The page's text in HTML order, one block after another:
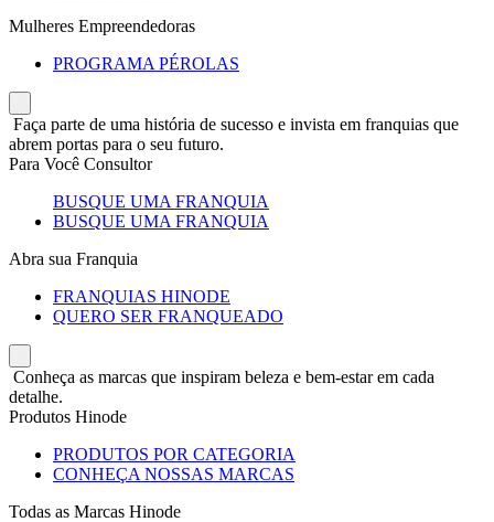
Mulheres Empreendedoras
PROGRAMA PÉROLAS
Faça parte de uma história de sucesso e invista em franquias que
abrem portas para o seu futuro.
Para Você Consultor
BUSQUE UMA FRANQUIA
BUSQUE UMA FRANQUIA
Abra sua Franquia
FRANQUIAS HINODE
QUERO SER FRANQUEADO
Conheça as marcas que inspiram beleza e bem-estar em cada
detalhe.
Produtos Hinode
PRODUTOS POR CATEGORIA
CONHEÇA NOSSAS MARCAS
Todas as Marcas Hinode